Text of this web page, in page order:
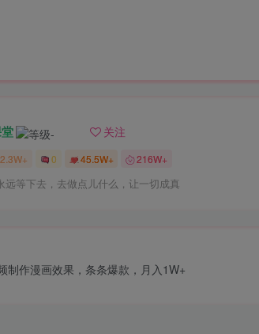
关注
2.3W+ 0 45.5W+ 216W+
远等下去，去做点儿什么，让一切成真
制作漫画效果，条条爆款，月入1W+